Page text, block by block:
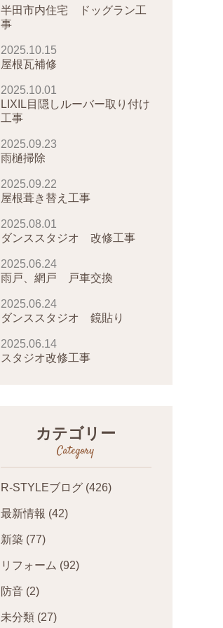
半田市内住宅 ドッグラン工
事
2025.10.15
屋根瓦補修
2025.10.01
LIXIL目隠しルーバー取り付け
工事
2025.09.23
雨樋掃除
2025.09.22
屋根葺き替え工事
2025.08.01
ダンススタジオ 改修工事
2025.06.24
雨戸、網戸 戸車交換
2025.06.24
ダンススタジオ 鏡貼り
2025.06.14
スタジオ改修工事
カテゴリー
Category
R-STYLEブログ(426)
最新情報 (42)
新築(77)
リフォーム (92)
防音(2)
未分類(27)